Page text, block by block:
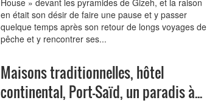
House » devant les pyramides de Gizeh, et la raison
en était son désir de faire une pause et y passer
quelque temps après son retour de longs voyages de
pêche et y rencontrer ses...
Maisons traditionnelles, hôtel
continental, Port-Saïd, un paradis à...